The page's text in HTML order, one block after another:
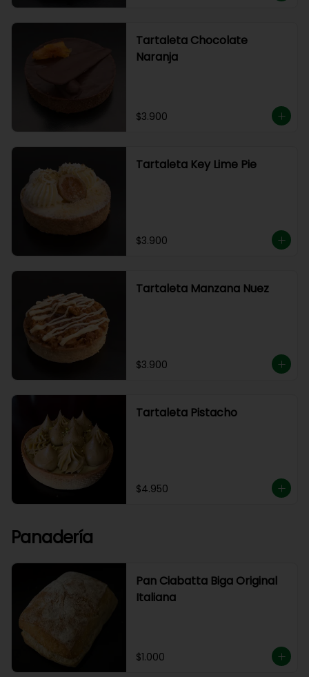
Tartaleta Chocolate
Naranja
$3.900
Tartaleta Key Lime Pie
$3.900
Tartaleta Manzana Nuez
$3.900
Tartaleta Pistacho
$4.950
Panadería
Pan Ciabatta Biga Original
Italiana
$1.000